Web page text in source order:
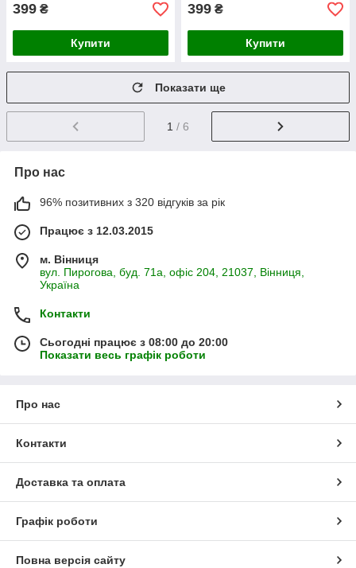
399 ₴
Купити
399 ₴
Купити
Показати ще
1 / 6
Про нас
96% позитивних з 320 відгуків за рік
Працює з 12.03.2015
м. Вінниця
вул. Пирогова, буд. 71а, офіс 204, 21037, Вінниця,
Україна
Контакти
Сьогодні працює з 08:00 до 20:00
Показати весь графік роботи
Про нас
Контакти
Доставка та оплата
Графік роботи
Повна версія сайту